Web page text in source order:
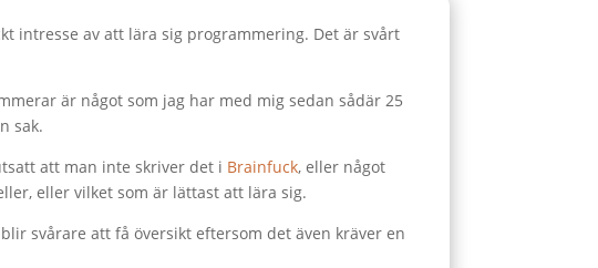
intresse av att lära sig programmering. Det är svårt
är något som jag har med mig sedan sådär 25
sak.
att man inte skriver det i Brainfuck, eller något
eller vilket som är lättast att lära sig.
svårare att få översikt eftersom det även kräver en